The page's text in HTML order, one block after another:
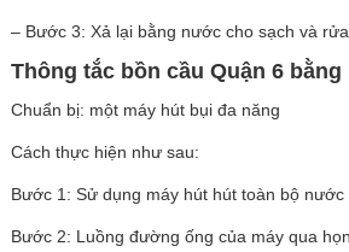
– Bước 3: Xả lại bằng nước cho sạch và rửa
Thông tắc bồn cầu Quận 6
Chuẩn bị: một máy hút bụi đa năng
Cách thực hiện như sau:
Bước 1: Sử dụng máy hút hút toàn bộ nước
Bước 2: Luồng đường ống của máy qua